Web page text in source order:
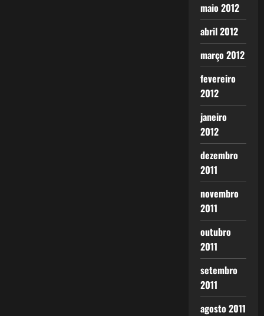
maio 2012
abril 2012
março 2012
fevereiro
2012
janeiro
2012
dezembro
2011
novembro
2011
outubro
2011
setembro
2011
agosto 2011